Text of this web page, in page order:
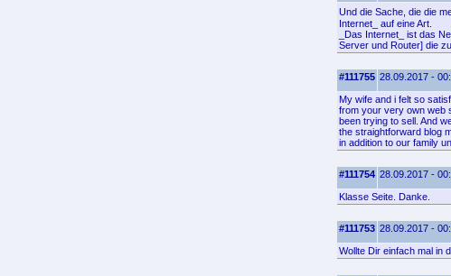
Und die Sache, die die
Internet_ auf eine Art.
_Das Internet_ ist das
Server und Router] die
#111755 28.09.2017 -
My wife and i felt so
from your very own web
been trying to sell. And
the straightforward blog
in addition to our family
#111754 28.09.2017 -
Klasse Seite. Danke.
#111753 28.09.2017 -
Wollte Dir einfach mal in